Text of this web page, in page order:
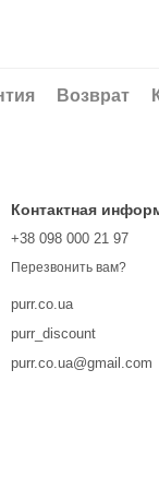
Возврат
Контактная
+38 098 000 21 97
Перезвонить вам?
purr.co.ua
purr_discount
purr.co.ua@gmail.com